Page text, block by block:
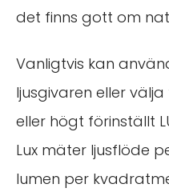
det finns gott om
Vanligtvis kan
ljusgivaren eller
eller högt förinställt
Lux mäter ljusflöde
lumen per